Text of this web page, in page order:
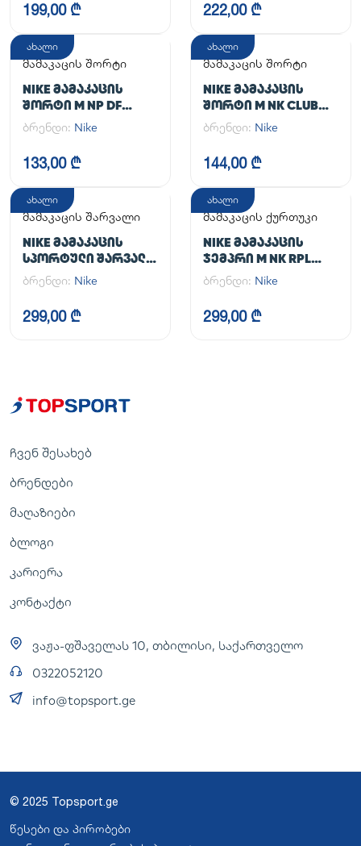
199,00 ₾ 222,00 ₾
ახალი
მამაკაცის შორტი
NIKE ᲛᲐᲛᲐᲙᲐᲪᲘᲡ
ᲨᲝᲠᲢᲘ M NP DF
LONG SHORT
ბრენდი: Nike
133,00 ₾
ახალი
მამაკაცის შორტი
NIKE ᲛᲐᲛᲐᲙᲐᲪᲘᲡ
ᲨᲝᲠᲢᲘ M NK CLUB
FLOW SHORT
ბრენდი: Nike
144,00 ₾
ახალი
მამაკაცის შარვალი
NIKE ᲛᲐᲛᲐᲙᲐᲪᲘᲡ
ᲡᲞᲝᲠᲢᲣᲚᲘ ᲨᲐᲠᲕᲐᲚᲘ
M NK DF UNLIMITED
PANT TPR
ბრენდი: Nike
299,00 ₾
ახალი
მამაკაცის ქურთუკი
NIKE ᲛᲐᲛᲐᲙᲐᲪᲘᲡ
ᲯᲔᲛᲞᲠᲘ M NK RPL
UNLIMITED JKT
ბრენდი: Nike
299,00 ₾
ჩვენ შესახებ
ბრენდები
მაღაზიები
ბლოგი
კარიერა
კონტაქტი
ვაჟა-ფშაველას 10, თბილისი, საქართველო
0322052120
info@topsport.ge
© 2025 Topsport.ge
წესები და პირობები